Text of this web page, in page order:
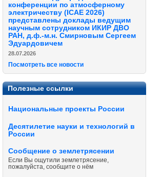
конференции по атмосферному
электричеству (ICAE 2026)
представлены доклады ведущим
научным сотрудником ИКИР ДВО
РАН, д.ф.-м.н. Смирновым Сергеем
Эдуардовичем
28.07.2026
Посмотреть все новости
Полезные ссылки
Национальные проекты России
Десятилетие науки и технологий в
России
Сообщение о землетрясении
Если Вы ощутили землетрясение,
пожалуйста, сообщите о нём